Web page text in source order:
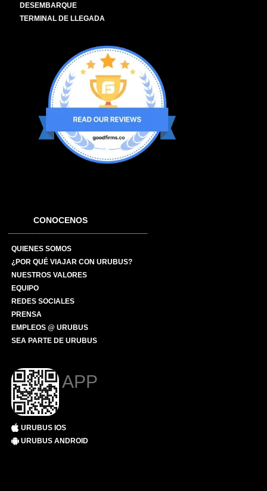
DESEMBARQUE
TERMINAL DE LLEGADA
CONOCENOS
QUIENES SOMOS
¿POR QUÉ VIAJAR CON URUBUS?
NUESTROS VALORES
EQUIPO
REDES SOCIALES
PRENSA
EMPLEOS @ URUBUS
SEA PARTE DE URUBUS
APP
URUBUS IOS
URUBUS ANDROID